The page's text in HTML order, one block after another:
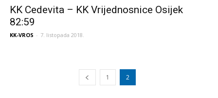
KK Cedevita – KK Vrijednosnice Osijek
82:59
KK-VROS - 7. listopada 2018.
1 2